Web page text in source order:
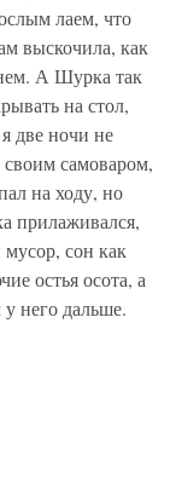
лаем, что
выскочила, как
А Шурка так
на стол,
две ночи не
самоваром,
на ходу, но
прилаживался,
сон как
остья осота, а
него дальше.